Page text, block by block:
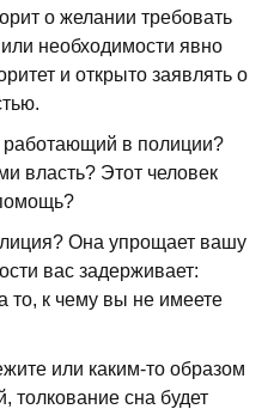
о желании требовать
необходимости явно
и открыто заявлять о
в полиции?
власть? Этот человек
Она упрощает вашу
вас задерживает:
то, к чему вы не имеете
или каким-то образом
толкование сна будет